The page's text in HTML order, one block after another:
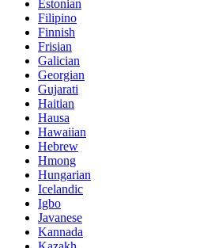
Estonian
Filipino
Finnish
Frisian
Galician
Georgian
Gujarati
Haitian
Hausa
Hawaiian
Hebrew
Hmong
Hungarian
Icelandic
Igbo
Javanese
Kannada